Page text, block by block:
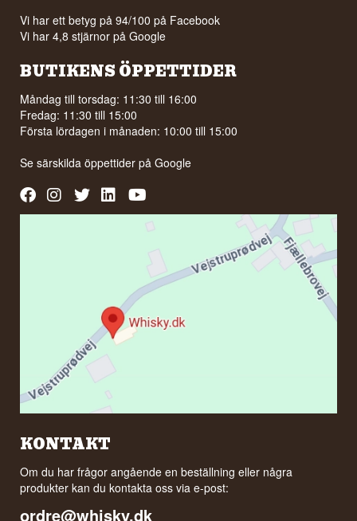
Vi har ett betyg på 94/100 på Facebook
Vi har 4,8 stjärnor på Google
BUTIKENS ÖPPETTIDER
Måndag till torsdag: 11:30 till 16:00
Fredag: 11:30 till 15:00
Första lördagen i månaden: 10:00 till 15:00
Se särskilda öppettider påGoogle
KONTAKT
Om du har frågor angående en beställning eller några
produkter kan du kontakta oss via e-post:
ordre@whisky.dk